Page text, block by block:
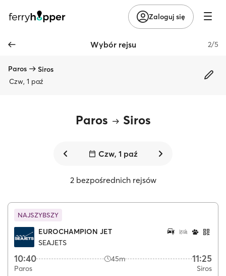
Zaloguj się
Wybór rejsu 2/5
Paros
Siros
Czw, 1 paź
Paros Siros
Czw, 1 paź
2 bezpośrednich rejsów
NAJSZYBSZY
EUROCHAMPION JET
SEAJETS
10:40 45m 11:25
Paros Siros